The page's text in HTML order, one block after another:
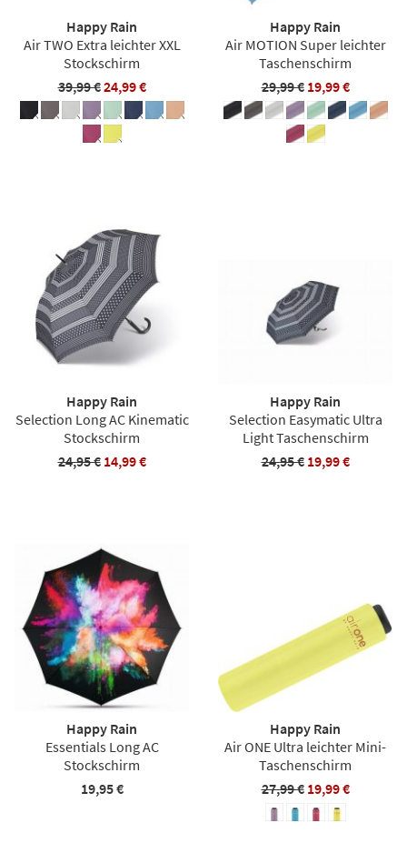
Happy Rain
Air TWO Extra leichter XXL
Stockschirm
39,99 €24,99 €
Happy Rain
Air MOTION Super leichter
Taschenschirm
29,99 € 19,99 €
Happy Rain
Selection Long AC Kinematic
Stockschirm
24,95 € 14,99 €
Happy Rain
Selection Easymatic Ultra
Light Taschenschirm
24,95 € 19,99 €
Happy Rain
Essentials Long AC
Stockschirm
19,95 €
Happy Rain
Air ONE Ultra leichter Mini-
Taschenschirm
27,99 € 19,99 €